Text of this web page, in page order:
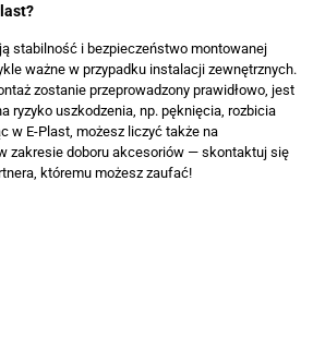
stabilność i bezpieczeństwo montowanej
ważne w przypadku instalacji zewnętrznych.
zostanie przeprowadzony prawidłowo, jest
ryzyko uszkodzenia, np. pęknięcia, rozbicia
w E-Plast, możesz liczyć także na
zakresie doboru akcesoriów — skontaktuj się
któremu możesz zaufać!